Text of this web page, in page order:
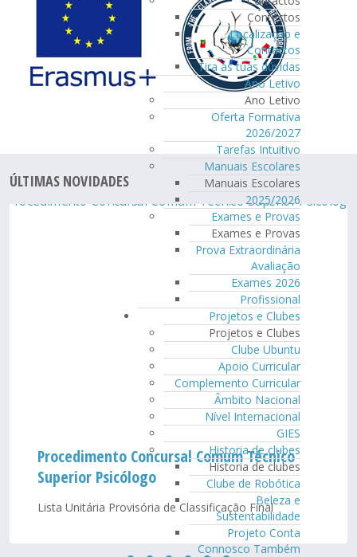
Contactos
Localização e
Contactos
Tira as tuas dúvidas
Ano Letivo
Ano Letivo
Oferta Formativa
2026/2027
Tarefas Intuitivo
Manuais Escolares
Manuais Escolares
2025/2026
Exames e Provas
Exames e Provas
Prova Extraordinária
Avaliação
Exames 2026
Profissional
Projetos e Clubes
Projetos e Clubes
Clube Ubuntu
Apoio Curricular
Complemento Curricular
Âmbito Nacional
Nível Internacional
GIES
Historia de clubes
Historia de clubes
Clube de Robótica
Beleza e
Sustentabilidade
Projeto Conta
Connosco Também
ÚLTIMAS NOVIDADES
Procedimento Concursal Comum Técnico
Superior Psicólogo
Lista Unitária Provisória de Classificação Final